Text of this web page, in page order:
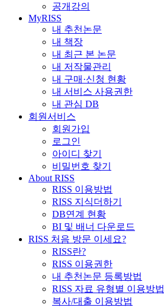
공개강의
MyRISS
내 추천논문
내 책장
내 최근 본 논문
내 저작물관리
내 구매·신청 현황
내 서비스 사용권한
내 관심 DB
회원서비스
회원가입
로그인
아이디 찾기
비밀번호 찾기
About RISS
RISS 이용방법
RISS 지식더하기
DB연계 현황
BI 및 배너 다운로드
RISS 처음 방문 이세요?
RISS란?
RISS 이용권한
내 추천논문 등록방법
RISS 자료 유형별 이용방법
복사/대출 이용방법